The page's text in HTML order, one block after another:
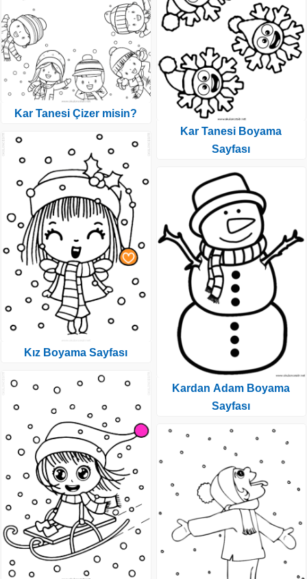
Kar Tanesi Çizer misin?
Kız Boyama Sayfası
Kar Tanesi Boyama
Sayfası
Kardan Adam Boyama
Sayfası